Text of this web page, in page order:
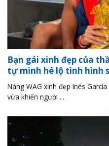
Bạn gái xinh đẹp của
tự mình hé lộ tình hình
Nàng WAG xinh đẹp Inés
vừa khiến người ...